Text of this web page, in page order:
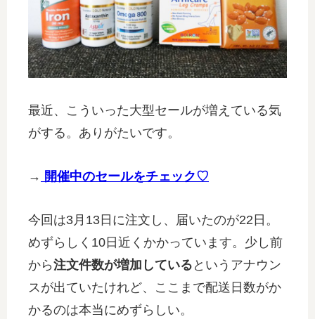
最近、こういった大型セールが増えている気
がする。ありがたいです。
→ 開催中のセールをチェック♡
今回は3月13日に注文し、届いたのが22日。
めずらしく10日近くかかっています。少し前
から注文件数が増加している というアナウン
スが出ていたけれど、ここまで配送日数がか
かるのは本当にめずらしい。